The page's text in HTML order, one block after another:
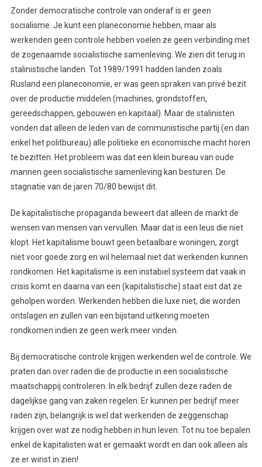
Zonder democratische controle van onderaf is er geen
socialisme. Je kunt een planeconomie hebben, maar als
werkenden geen controle hebben voelen ze geen verbinding met
de zogenaamde socialistische samenleving. We zien dit terug in
stalinistische landen. Tot 1989/1991 hadden landen zoals
Rusland een planeconomie, er was geen spraken van privé bezit
over de productie middelen (machines, grondstoffen,
gereedschappen, gebouwen en kapitaal). Maar de stalinisten
vonden dat alleen de leden van de communistische partij (en dan
enkel het politbureau) alle politieke en economische macht horen
te bezitten. Het probleem was dat een klein bureau van oude
mannen geen socialistische samenleving kan besturen. De
stagnatie van de jaren 70/80 bewijst dit.
De kapitalistische propaganda beweert dat alleen de markt de
wensen van mensen van vervullen. Maar dat is een leus die niet
klopt. Het kapitalisme bouwt geen betaalbare woningen, zorgt
niet voor goede zorg en wil helemaal niet dat werkenden kunnen
rondkomen. Het kapitalisme is een instabiel systeem dat vaak in
crisis komt en daarna van een (kapitalistische) staat eist dat ze
geholpen worden. Werkenden hebben die luxe niet, die worden
ontslagen en zullen van een bijstand uitkering moeten
rondkomen indien ze geen werk meer vinden.
Bij democratische controle krijgen werkenden wel de controle. We
praten dan over raden die de productie in een socialistische
maatschappij controleren. In elk bedrijf zullen deze raden de
dagelijkse gang van zaken regelen. Er kunnen per bedrijf meer
raden zijn, belangrijk is wel dat werkenden de zeggenschap
krijgen over wat ze nodig hebben in hun leven. Tot nu toe bepalen
enkel de kapitalisten wat er gemaakt wordt en dan ook alleen als
ze er winst in zien!